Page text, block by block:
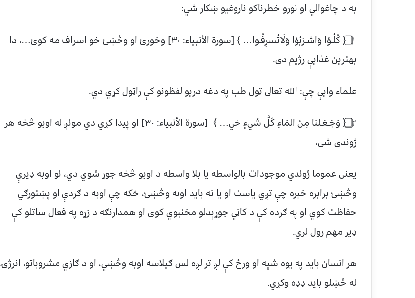
به د چاغوالي او نورو خطرناکو ناروغيو ښکار شي:
۱⃣ ﴿ كُلُـوْا وَاشـرَبُوْا وَلَاتُسرِفُـوا… ﴾ [سورة الأنبياء: ۳۰] وخورئ او وڅښئ خو اسراف مه کوئ…، دا
بهترين غذايې رژیم دى.
علماء وايې چې: الله تعالى ټول طب په دغه دريو لفظونو کې راټول کړي دي.
۲⃣ ﴿ وَجَـعَـلنا مِنَ المَاءِ كُلَّ شَيءٍ حَي… ﴾ [سورة الأنبياء: ۳۰] او پيدا کړي دي مونږ له اوبو څخه هر
ژوندى شى،
يعنى عموما ژوندي موجودات بالواسطه يا بلا واسطه د اوبو څخه جوړ شوي دي، نو اوبه ډيرې
وڅښئ برابره خبره چې تږي ياست او يا نه بايد اوبه وڅښئ، ځکه چې اوبه د ګردې او پښتورګي
حفاظت کوي او په ګرده کې د کاڼي جوړېدلو مخنيوي کوى او همدارنګه د زړه په فعال ساتلو کې
ډير مهم رول لري.
هر انسان بايد په يوه شپه او ورځ کې لږ تر لږه لس ګيلاسه اوبه وڅښي، او د ګازي مشروباتو، انرژۍ
له څښلو بايد ډډه وکړي.